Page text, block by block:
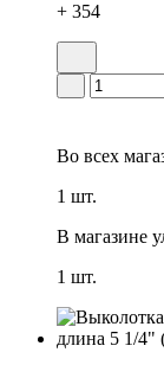
+ 354
Во всех
1 шт.
В магазине
1 шт.